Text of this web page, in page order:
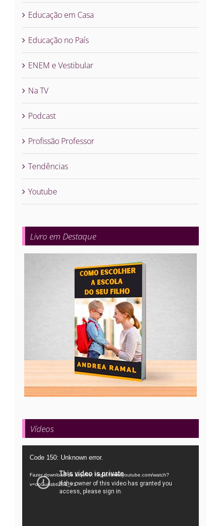
Educação em Casa
Educação no País
ENEM e Vestibular
Na TV
Podcast
Profissão Professor
Tendências
Youtube
Livro em Destaque
Vídeos
Tocador
vídeo
Code 150: Unknown error.
Fazer download do arquivo: https://www.youtube.com/watch?
v=oo0uAsbti28&_=1